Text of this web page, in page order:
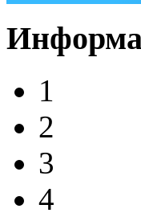
1
2
3
4